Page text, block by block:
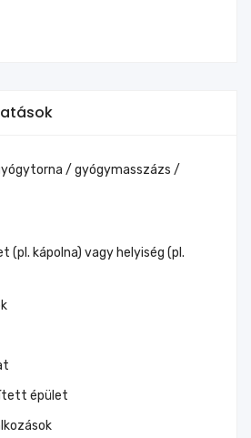
/ gyógymasszázs /
(pl. kápolna) vagy helyiség (pl.
épület